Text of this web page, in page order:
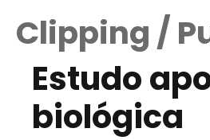
Clipping /
Estudo
biológica